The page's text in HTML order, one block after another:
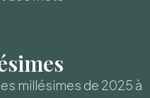
millésimes de 2025 à